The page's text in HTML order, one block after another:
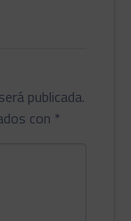
publicada.
con *